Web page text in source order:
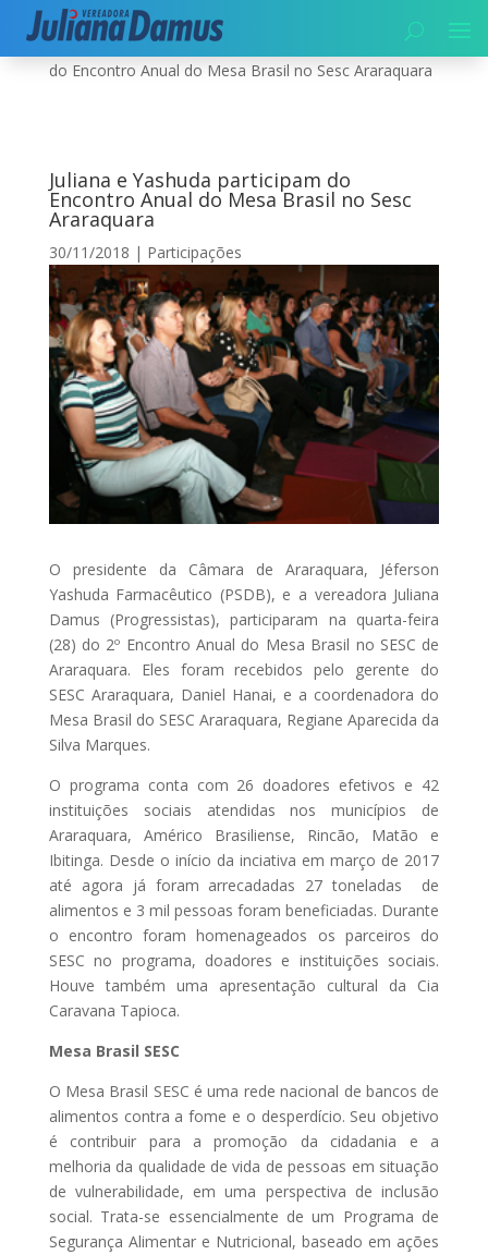
Início|Participações|Juliana e Yashuda participam
do Encontro Anual do Mesa Brasil no Sesc Araraquara
Juliana e Yashuda participam do
Encontro Anual do Mesa Brasil no Sesc
Araraquara
30/11/2018 | Participações
O presidente da Câmara de Araraquara, Jéferson
Yashuda Farmacêutico (PSDB), e a vereadora Juliana
Damus (Progressistas), participaram na quarta-feira
(28) do 2º Encontro Anual do Mesa Brasil no SESC de
Araraquara. Eles foram recebidos pelo gerente do
SESC Araraquara, Daniel Hanai, e a coordenadora do
Mesa Brasil do SESC Araraquara, Regiane Aparecida da
Silva Marques.
O programa conta com 26 doadores efetivos e 42
instituições sociais atendidas nos municípios de
Araraquara, Américo Brasiliense, Rincão, Matão e
Ibitinga. Desde o início da inciativa em março de 2017
até agora já foram arrecadadas 27 toneladas de
alimentos e 3 mil pessoas foram beneficiadas. Durante
o encontro foram homenageados os parceiros do
SESC no programa, doadores e instituições sociais.
Houve também uma apresentação cultural da Cia
Caravana Tapioca.
Mesa Brasil SESC
O Mesa Brasil SESC é uma rede nacional de bancos de
alimentos contra a fome e o desperdício. Seu objetivo
é contribuir para a promoção da cidadania e a
melhoria da qualidade de vida de pessoas em situação
de vulnerabilidade, em uma perspectiva de inclusão
social. Trata-se essencialmente de um Programa de
Segurança Alimentar e Nutricional, baseado em ações